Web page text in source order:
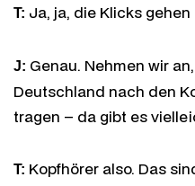
T: Ja, ja, die Klicks
J: Genau. Nehmen wir
Deutschland nach den
tragen – da gibt es
T: Kopfhörer also. Das